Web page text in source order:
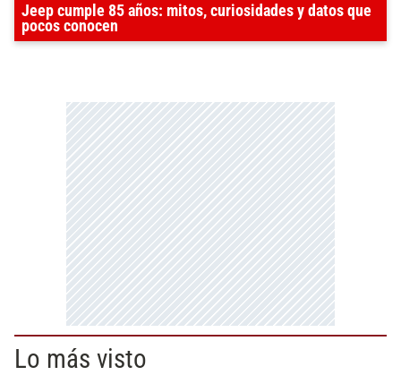
Jeep cumple 85 años: mitos, curiosidades y datos que
pocos conocen
Lo más visto